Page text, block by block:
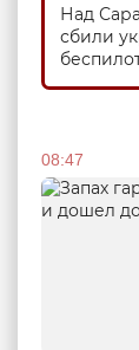
Над
сбили
08:47